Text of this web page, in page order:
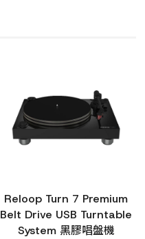
Reloop Turn 7 Premium
Belt Drive USB Turntable
System 黑膠唱盤機